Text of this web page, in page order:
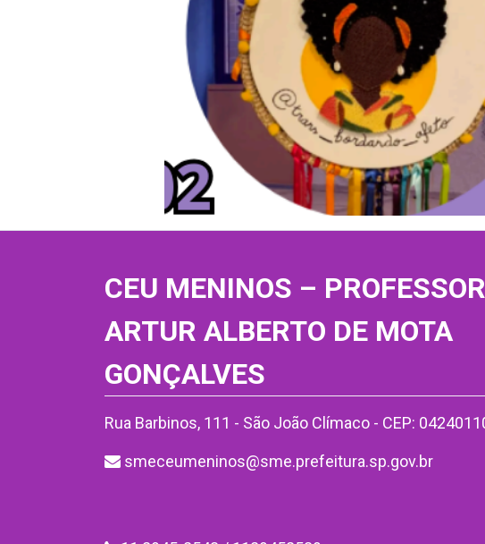
CEU MENINOS –
ARTUR ALBERTO DE MOTA
GONÇALVES
Rua Barbinos, 111 - São João Clímaco - CEP:
smeceumeninos@sme.prefeitura.sp.gov.br